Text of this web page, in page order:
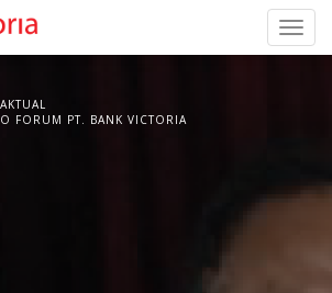
FORUM PT. BANK VICTORIA